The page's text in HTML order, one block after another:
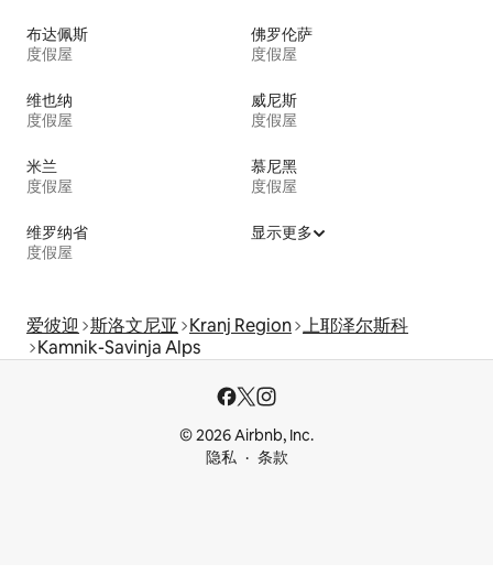
布达佩斯
度假屋
佛罗伦萨
度假屋
维也纳
度假屋
威尼斯
度假屋
米兰
度假屋
慕尼黑
度假屋
维罗纳省
度假屋
显示更多
爱彼迎 斯洛文尼亚 Kranj Region 上耶泽尔斯科
Kamnik-Savinja Alps
© 2026 Airbnb, Inc.
隐私
条款